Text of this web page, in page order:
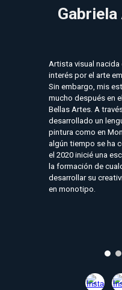
Gabriela
Artista visual nacida
interés por el arte
Sin embargo, mis
mucho después en
Bellas Artes. A
desarrollado un
pintura como en
algún tiempo se ha
el 2020 inicié una
la formación de
desarrollar su
en monotipo.